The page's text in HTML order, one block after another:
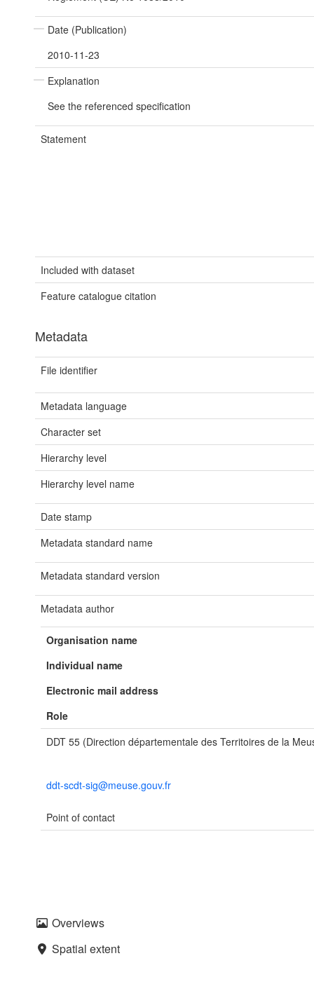
Date (Publication)
2010-11-23
Explanation
See the referenced specification
Statement
Included with dataset
Feature catalogue citation
Metadata
File identifier
Metadata language
Character set
Hierarchy level
Hierarchy level name
Date stamp
Metadata standard name
Metadata standard version
Metadata author
Organisation name
Individual name
Electronic mail address
Role
DDT 55 (Direction départementale des Territoires de la
ddt-scdt-sig@meuse.gouv.fr
Point of contact
Overviews
Spatial extent